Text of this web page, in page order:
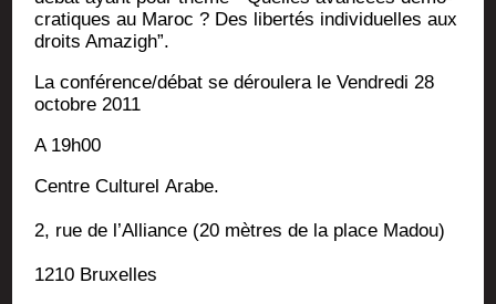
cra­tiques au Maroc ? Des liber­tés indi­vi­duelles aux
droits Amazigh”.
La conférence/débat se dérou­le­ra le Ven­dre­di 28
octobre 2011
A 19h00
Centre Cultu­rel Arabe.
2, rue de l’Alliance (20 mètres de la place Madou)
1210 Bruxelles